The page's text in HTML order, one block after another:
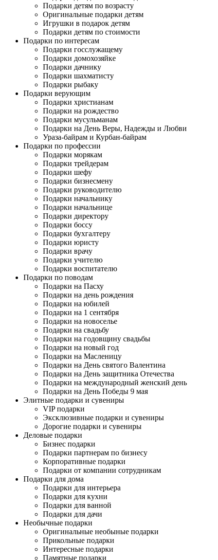
Подарки детям по возрасту
Оригинальные подарки детям
Игрушки в подарок детям
Подарки детям по стоимости
Подарки по интересам
Подарки госслужащему
Подарки домохозяйке
Подарки дачнику
Подарки шахматисту
Подарки рыбаку
Подарки верующим
Подарки христианам
Подарки на рождество
Подарки мусульманам
Подарки на День Веры, Надежды и Любви
Ураза-байрам и Курбан-байрам
Подарки по профессии
Подарки морякам
Подарки трейдерам
Подарки шефу
Подарки бизнесмену
Подарки руководителю
Подарки начальнику
Подарки начальнице
Подарки директору
Подарки боссу
Подарки бухгалтеру
Подарки юристу
Подарки врачу
Подарки учителю
Подарки воспитателю
Подарки по поводам
Подарки на Пасху
Подарки на день рождения
Подарки на юбилей
Подарки на 1 сентября
Подарки на новоселье
Подарки на свадьбу
Подарки на годовщину свадьбы
Подарки на новый год
Подарки на Масленицу
Подарки на День святого Валентина
Подарки на День защитника Отечества
Подарки на международный женский день
Подарки на День Победы 9 мая
Элитные подарки и сувениры
VIP подарки
Эксклюзивные подарки и сувениры
Дорогие подарки и сувениры
Деловые подарки
Бизнес подарки
Подарки партнерам по бизнесу
Корпоративные подарки
Подарки от компании сотрудникам
Подарки для дома
Подарки для интерьера
Подарки для кухни
Подарки для ванной
Подарки для дачи
Необычные подарки
Оригинальные необыные подарки
Прикольные подарки
Интересные подарки
Памятные подарки